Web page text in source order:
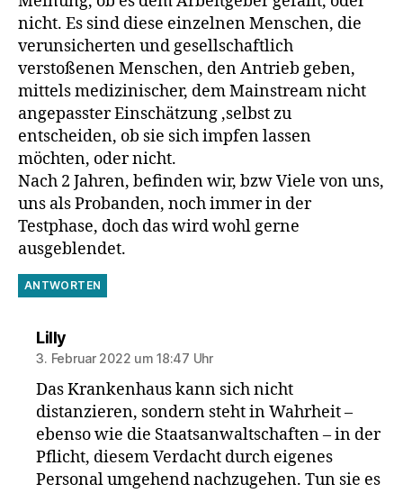
nicht. Es sind diese einzelnen Menschen, die
verunsicherten und gesellschaftlich
verstoßenen Menschen, den Antrieb geben,
mittels medizinischer, dem Mainstream nicht
angepasster Einschätzung ,selbst zu
entscheiden, ob sie sich impfen lassen
möchten, oder nicht.
Nach 2 Jahren, befinden wir, bzw Viele von uns,
uns als Probanden, noch immer in der
Testphase, doch das wird wohl gerne
ausgeblendet.
ANTWORTEN
Lillysagt:
3. Februar 2022 um 18:47 Uhr
Das Krankenhaus kann sich nicht
distanzieren, sondern steht in Wahrheit –
ebenso wie die Staatsanwaltschaften – in der
Pflicht, diesem Verdacht durch eigenes
Personal umgehend nachzugehen. Tun sie es